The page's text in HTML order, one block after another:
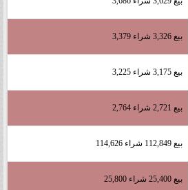
بيع 3,326 شراء 3,379
بيع 3,175 شراء 3,225
بيع 2,721 شراء 2,764
بيع 112,849 شراء 114,626
بيع 25,400 شراء 25,800